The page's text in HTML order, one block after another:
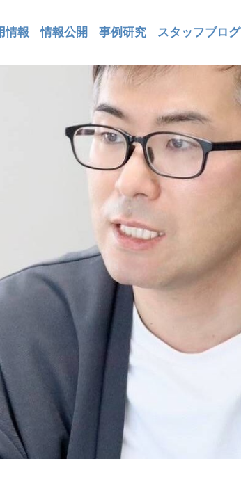
情報 情報公開 事例研究 スタッフブログ